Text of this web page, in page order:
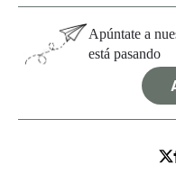
Apúntate a
está pasando